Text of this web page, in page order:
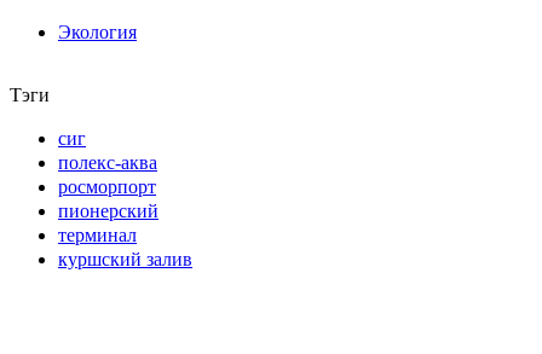
Экология
Тэги
сиг
полекс-аква
росморпорт
пионерский
терминал
куршский залив